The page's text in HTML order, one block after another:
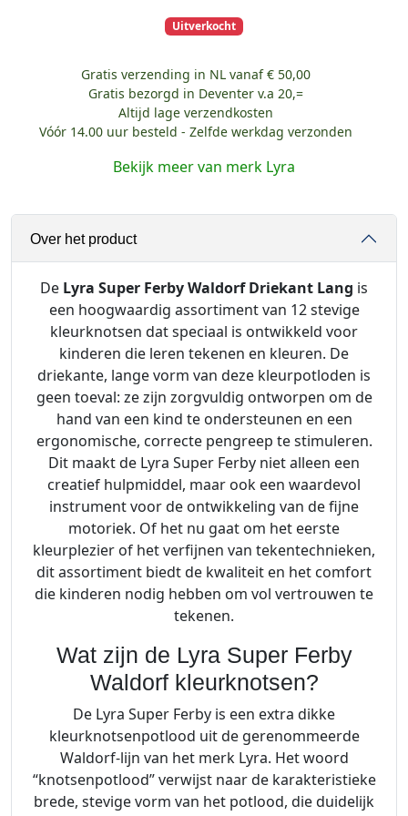
Uitverkocht
Gratis verzending in NL vanaf € 50,00
Gratis bezorgd in Deventer v.a 20,=
Altijd lage verzendkosten
Vóór 14.00 uur besteld - Zelfde werkdag verzonden
Bekijk meer van merk Lyra
Over het product
De Lyra Super Ferby Waldorf Driekant Lang is
een hoogwaardig assortiment van 12 stevige
kleurknotsen dat speciaal is ontwikkeld voor
kinderen die leren tekenen en kleuren. De
driekante, lange vorm van deze kleurpotloden is
geen toeval: ze zijn zorgvuldig ontworpen om de
hand van een kind te ondersteunen en een
ergonomische, correcte pengreep te stimuleren.
Dit maakt de Lyra Super Ferby niet alleen een
creatief hulpmiddel, maar ook een waardevol
instrument voor de ontwikkeling van de fijne
motoriek. Of het nu gaat om het eerste
kleurplezier of het verfijnen van tekentechnieken,
dit assortiment biedt de kwaliteit en het comfort
die kinderen nodig hebben om vol vertrouwen te
tekenen.
Wat zijn de Lyra Super Ferby
Waldorf kleurknotsen?
De Lyra Super Ferby is een extra dikke
kleurknotsenpotlood uit de gerenommeerde
Waldorf-lijn van het merk Lyra. Het woord
“knotsenpotlood” verwijst naar de karakteristieke
brede, stevige vorm van het potlood, die duidelijk